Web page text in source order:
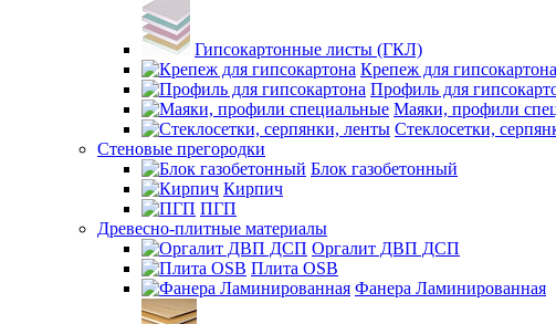
Гипсокартонные листы (ГКЛ)
Крепеж для гипсокартона
Профиль для
Маяки, профили
Стеклосетки,
Стеновые прегородки
Блок газобетонный
Кирпич
ПГП
Древесно-плитные материалы
Оргалит ДВП ДСП
Плита OSB
Фанера Ламинированная